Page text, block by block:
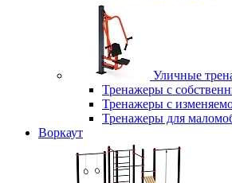
Уличные
Тренажеры с
Тренажеры с
Тренажеры для
Воркаут